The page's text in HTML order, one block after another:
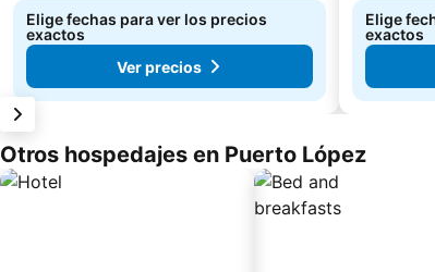
Elige fechas para ver los precios
exactos
Ver precios
Elige
exactos
Otros hospedajes en Puerto López